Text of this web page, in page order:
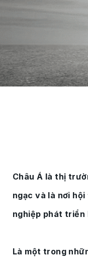
Châu Á là thị
ngạc và là nơi
nghiệp phát triển
Là một trong